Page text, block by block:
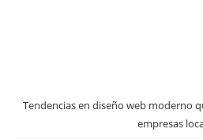
Tendencias en diseño web moderno
empresas